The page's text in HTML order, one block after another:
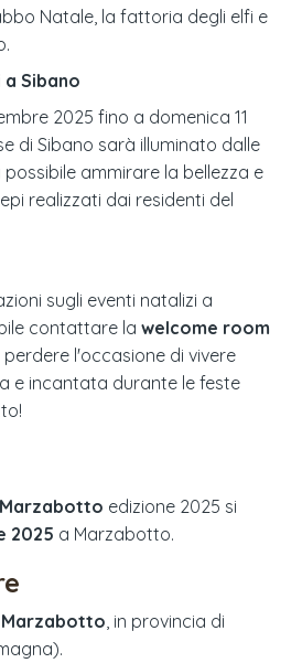
Natale, la fattoria degli elfi e
a Sibano
2025 fino a domenica 11
di Sibano sarà illuminato dalle
possibile ammirare la bellezza e
realizzati dai residenti del
sugli eventi natalizi a
contattare la welcome room
perdere l'occasione di vivere
e incantata durante le feste
edizione 2025 si
2025 a Marzabotto.
Marzabotto , in provincia di
).